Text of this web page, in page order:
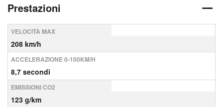
Prestazioni
VELOCITÀ MAX
208 km/h
ACCELERAZIONE 0-100KM/H
8,7 secondi
EMISSIONI CO2
123 g/km